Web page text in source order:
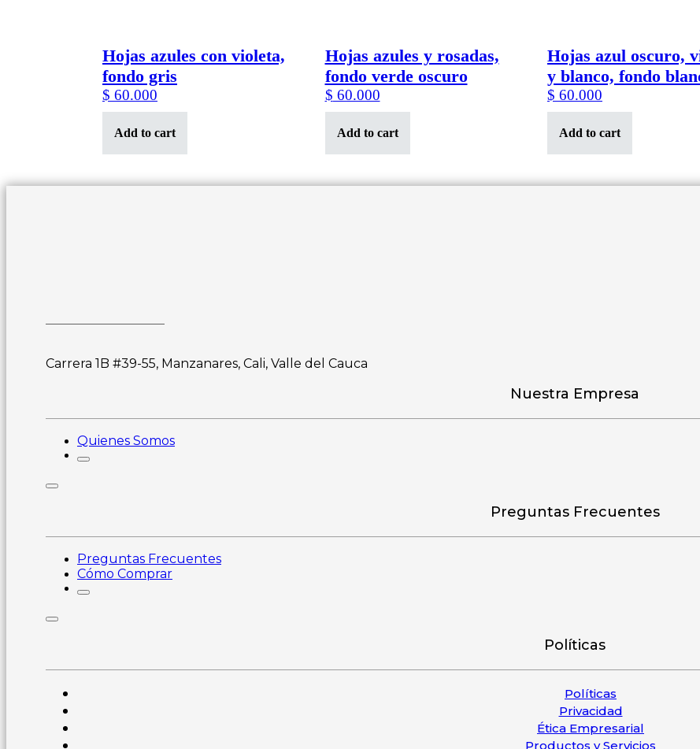
Hojas azules con violeta,
fondo gris
$ 60.000
Add to cart
Hojas azules y rosadas,
fondo verde oscuro
$ 60.000
Add to cart
Hojas azul oscuro,
y blanco, fondo
$ 60.000
Add to cart
Carrera 1B #39-55, Manzanares, Cali, Valle del Cauca
Nuestra Empresa
Quienes Somos
Preguntas Frecuentes
Preguntas Frecuentes
Cómo Comprar
Políticas
Políticas
Privacidad
Ética Empresarial
Productos y Servicios